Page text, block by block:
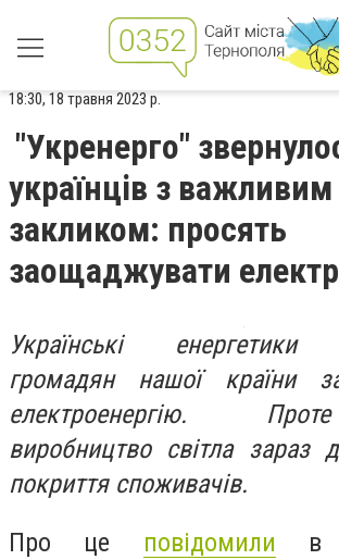
18:30, 18 травня 2023 р.
"Укренерго"
українців з важливим
закликом: просять
заощаджувати
Українські енергетики
громадян нашої країни
електроенергію.
виробництво світла зараз
покриття споживачів.
Про це повідомили в